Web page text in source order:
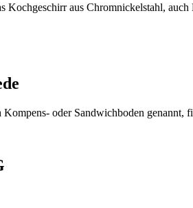
Kochgeschirr aus Chromnickelstahl,
oder Sandwichboden